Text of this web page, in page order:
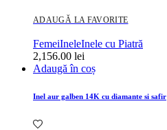
ADAUGĂ LA FAVORITE
FemeiIneleInele cu Piatră
2,156.00 lei
Adaugă în coș
Inel aur galben 14K cu diamante si safir